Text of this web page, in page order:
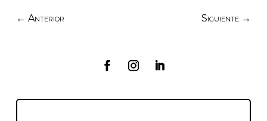
←Anterior Siguiente→